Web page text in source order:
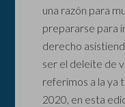
una razón para
prepararse para
derecho
ser el deleite de
referimos a la ya
2020, en esta